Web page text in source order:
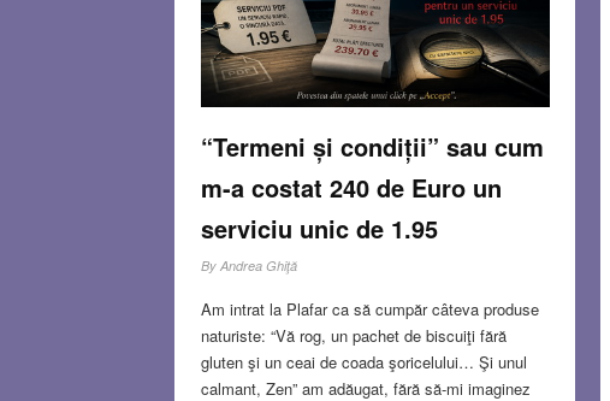
“Termeni și condiții” sau cum
m-a costat 240 de Euro un
serviciu unic de 1.95
By Andrea Ghiţă
Am intrat la Plafar ca să cumpăr câteva produse
naturiste: “Vă rog, un pachet de biscuiţi fără
gluten şi un ceai de coada şoricelului… Şi unul
calmant, Zen” am adăugat, fără să-mi imaginez